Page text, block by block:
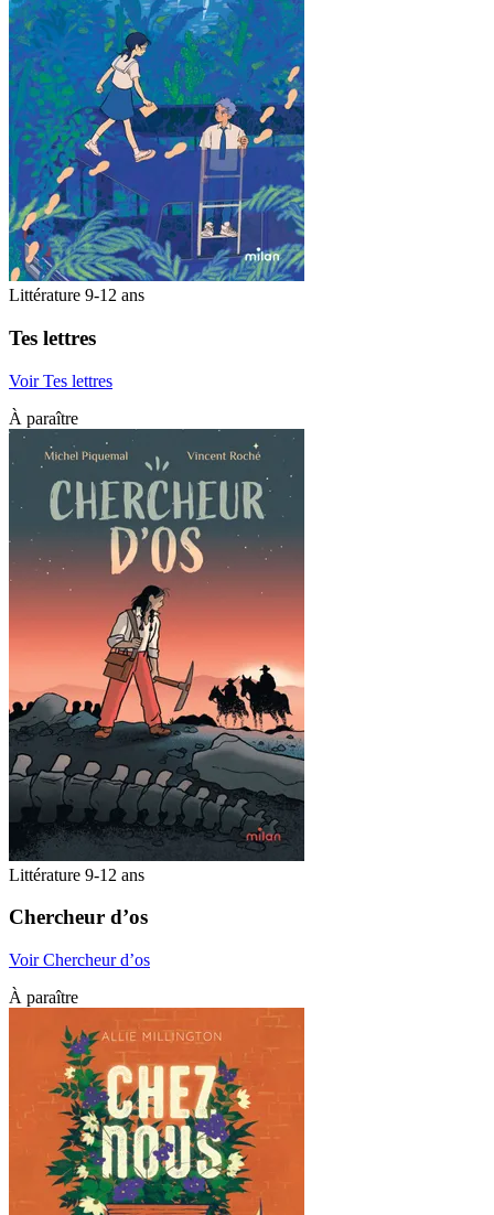
Littérature 9-12 ans
Tes lettres
Voir Tes lettres
À paraître
Littérature 9-12 ans
Chercheur d’os
Voir Chercheur d’os
À paraître